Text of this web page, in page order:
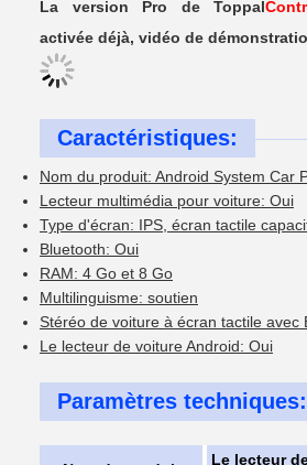
La version Pro de Toppal
activée déjà, vidéo de
Caractéristiques:
Nom du produit: Android System Car
Lecteur multimédia pour voiture: Oui
Type d'écran: IPS, écran tactile
Bluetooth: Oui
RAM: 4 Go et 8 Go
Multilinguisme: soutien
Stéréo de voiture à écran tactile avec
Le lecteur de voiture Android: Oui
Paramètres techniques:
Le lecteur